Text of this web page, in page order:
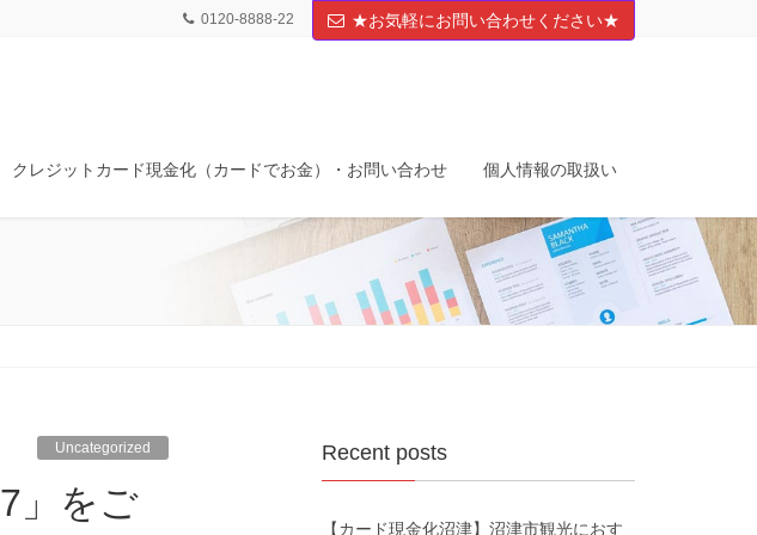
0120-8888-22 ★お気軽にお問い合わせください★
クレジットカード現金化（カードでお金）・お問い合わせ 個人情報の取扱い
Uncategorized Recent posts
【カード現金化沼津】沼津市観光におす